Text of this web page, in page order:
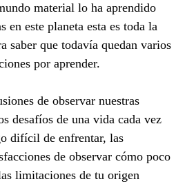
material lo ha aprendido
en este planeta esta es toda la
saber que todavía quedan varios
por aprender.
de observar nuestras
desafíos de una vida cada vez
difícil de enfrentar, las
de observar cómo poco
limitaciones de tu origen